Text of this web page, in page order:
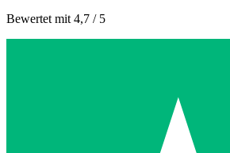
Bewertet mit 4,7 / 5